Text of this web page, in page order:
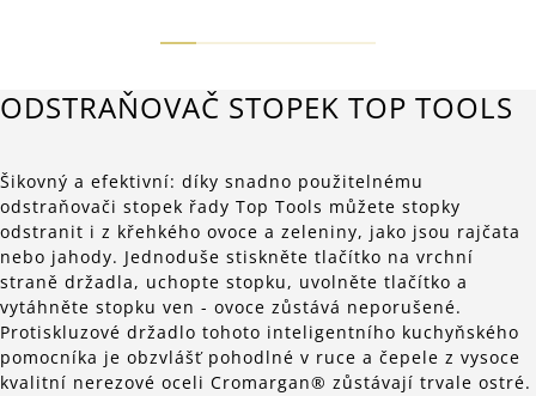
ODSTRAŇOVAČ STOPEK TOP TOOLS
Šikovný a efektivní: díky snadno použitelnému
odstraňovači stopek řady Top Tools můžete stopky
odstranit i z křehkého ovoce a zeleniny, jako jsou rajčata
nebo jahody. Jednoduše stiskněte tlačítko na vrchní
straně držadla, uchopte stopku, uvolněte tlačítko a
vytáhněte stopku ven - ovoce zůstává neporušené.
Protiskluzové držadlo tohoto inteligentního kuchyňského
pomocníka je obzvlášť pohodlné v ruce a čepele z vysoce
kvalitní nerezové oceli Cromargan® zůstávají trvale ostré.